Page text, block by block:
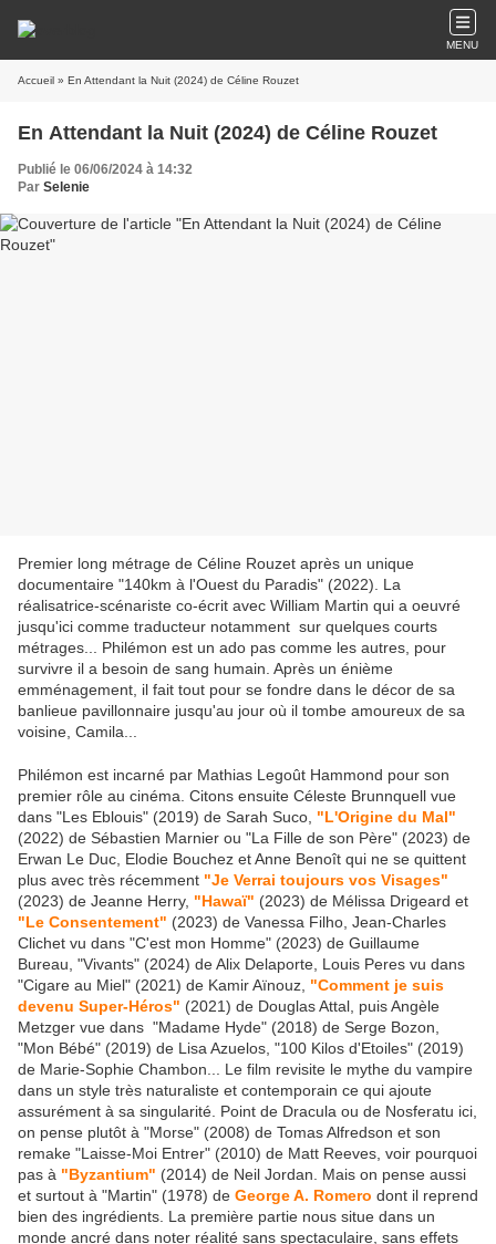
MENU
Accueil » En Attendant la Nuit (2024) de Céline Rouzet
En Attendant la Nuit (2024) de Céline Rouzet
Publié le 06/06/2024 à 14:32
Par Selenie
Premier long métrage de Céline Rouzet après un unique
documentaire "140km à l'Ouest du Paradis" (2022). La
réalisatrice-scénariste co-écrit avec William Martin qui a oeuvré
jusqu'ici comme traducteur notamment sur quelques courts
métrages... Philémon est un ado pas comme les autres, pour
survivre il a besoin de sang humain. Après un énième
emménagement, il fait tout pour se fondre dans le décor de sa
banlieue pavillonnaire jusqu'au jour où il tombe amoureux de sa
voisine, Camila...
Philémon est incarné par Mathias Legoût Hammond pour son
premier rôle au cinéma. Citons ensuite Céleste Brunnquell vue
dans "Les Eblouis" (2019) de Sarah Suco, "L'Origine du Mal"
(2022) de Sébastien Marnier ou "La Fille de son Père" (2023) de
Erwan Le Duc, Elodie Bouchez et Anne Benoît qui ne se quittent
plus avec très récemment "Je Verrai toujours vos Visages"
(2023) de Jeanne Herry, "Hawaï" (2023) de Mélissa Drigeard et
"Le Consentement" (2023) de Vanessa Filho, Jean-Charles
Clichet vu dans "C'est mon Homme" (2023) de Guillaume
Bureau, "Vivants" (2024) de Alix Delaporte, Louis Peres vu dans
"Cigare au Miel" (2021) de Kamir Aïnouz, "Comment je suis
devenu Super-Héros" (2021) de Douglas Attal, puis Angèle
Metzger vue dans "Madame Hyde" (2018) de Serge Bozon,
"Mon Bébé" (2019) de Lisa Azuelos, "100 Kilos d'Etoiles" (2019)
de Marie-Sophie Chambon... Le film revisite le mythe du vampire
dans un style très naturaliste et contemporain ce qui ajoute
assurément à sa singularité. Point de Dracula ou de Nosferatu ici,
on pense plutôt à "Morse" (2008) de Tomas Alfredson et son
remake "Laisse-Moi Entrer" (2010) de Matt Reeves, voir pourquoi
pas à "Byzantium" (2014) de Neil Jordan. Mais on pense aussi
et surtout à "Martin" (1978) de George A. Romero dont il reprend
bien des ingrédients. La première partie nous situe dans un
monde ancré dans noter réalité sans spectaculaire, sans effets